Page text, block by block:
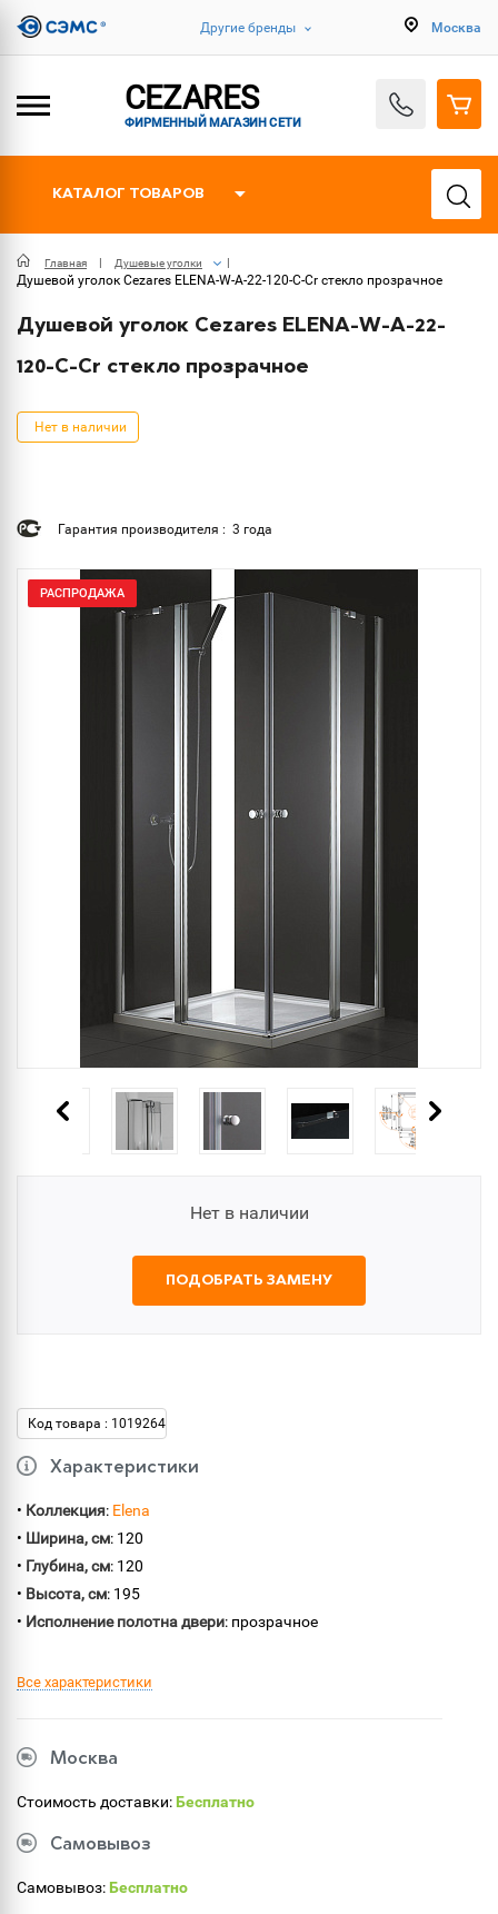
Другие бренды Москва
CEZARES
ФИРМЕННЫЙ МАГАЗИН СЕТИ
КАТАЛОГ ТОВАРОВ
Главная Душевые уголки
Душевой уголок Cezares ELENA-W-A-22-120-C-Cr стекло прозрачное
Душевой уголок Cezares ELENA-W-A-22-
120-C-Cr стекло прозрачное
Нет в наличии
Гарантия производителя : 3 года
РАСПРОДАЖА
Нет в наличии
ПОДОБРАТЬ ЗАМЕНУ
Код товара : 1019264
Характеристики
• Коллекция: Elena
• Ширина, см: 120
• Глубина, см: 120
• Высота, см: 195
• Исполнение полотна двери: прозрачное
Все характеристики
Москва
Стоимость доставки:Бесплатно
Самовывоз
Самовывоз:Бесплатно